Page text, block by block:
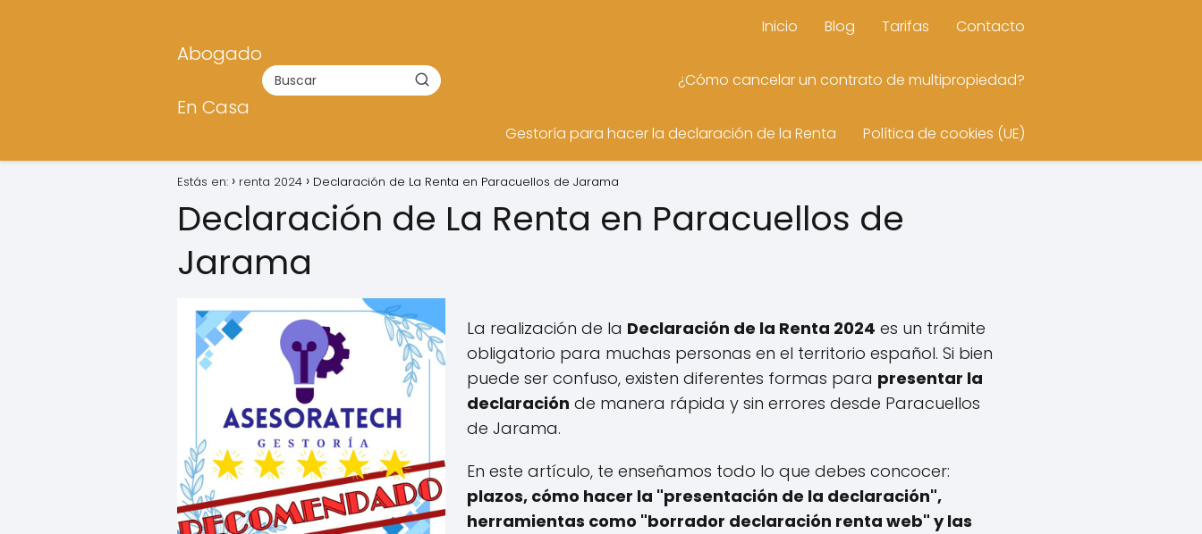
Abogado
En Casa
Inicio Blog Tarifas Contacto
¿Cómo cancelar un contrato de multipropiedad?
Gestoría para hacer la declaración de la Renta Política de cookies (UE)
Estás en: renta 2024 Declaración de La Renta en Paracuellos de Jarama
Declaración de La Renta en Paracuellos de
Jarama
La realización de la Declaración de la Renta 2024 es un trámite
obligatorio para muchas personas en el territorio español. Si bien
puede ser confuso, existen diferentes formas para presentar la
declaración de manera rápida y sin errores desde Paracuellos
de Jarama.
En este artículo, te enseñamos todo lo que debes concocer:
plazos, cómo hacer la "presentación de la declaración",
herramientas como "borrador declaración renta web" y las